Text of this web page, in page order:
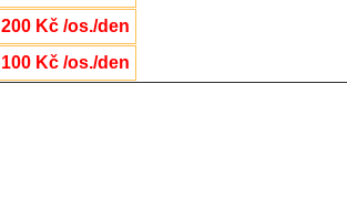
200 Kč /os./den
100 Kč /os./den